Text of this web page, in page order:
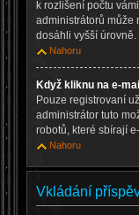
k rozlišení počtu
administrátorů může
dosáhli vyšší
Nahoru
Když kliknu na e-
Pouze registrovaní
administrátor tuto
robotů, které sbírají
Nahoru
Vkládání